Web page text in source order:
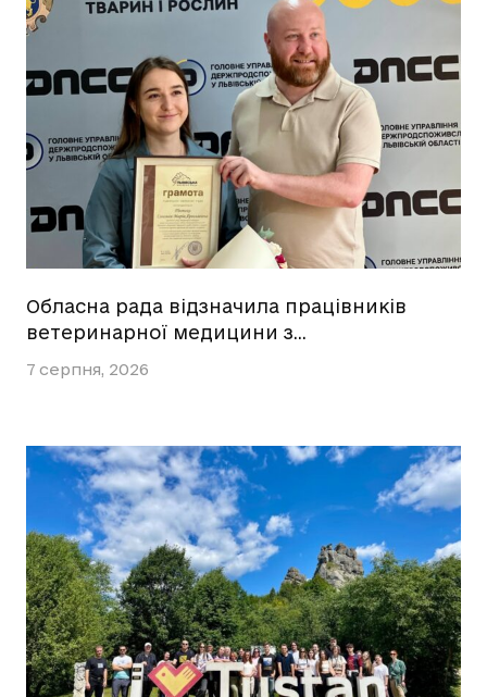
Обласна рада відзначила працівників
ветеринарної медицини з…
7 серпня, 2026